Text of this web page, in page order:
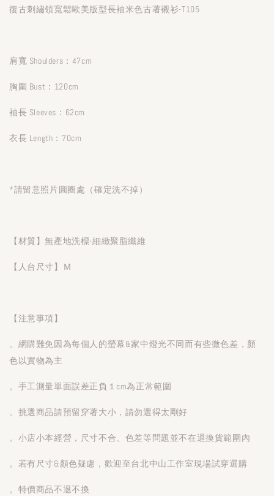
復古刺繡領寬鬆歐美版型長袖米色古著襯衫-T105
肩寬 Shoulders：47cm
胸圍 Bust：120cm
袖長 Sleeves：62cm
衣長 Length：70cm
*請留意照片圓圈處（確定洗不掉）
【材質】無產地洗標-細緻聚脂纖維
【人台尺寸】Ｍ
【注意事項】
。網購難免因為每個人的螢幕&家中燈光不同而有些微色差，顏
色以實物為主
。手工測量單面誤差正負１cm為正常範圍
。挑選商品請預留穿著大小，請勿選得太剛好
。小店小本經營，尺寸不合、色差等問題並不在退換貨範圍內
。若有尺寸&顏色疑慮，歡迎至台北中山工作室現場試穿選購
。特價商品不退不換